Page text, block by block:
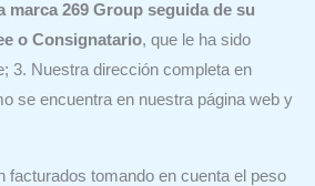
marca 269 Group seguida de su
o Consignatario, que le ha sido
3. Nuestra dirección completa en
se encuentra en nuestra página web y
facturados tomando en cuenta el peso